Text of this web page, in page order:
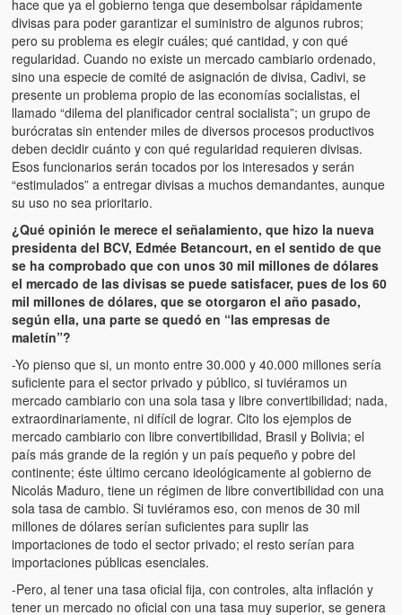
hace que ya el gobierno tenga que desembolsar rápidamente
divisas para poder garantizar el suministro de algunos rubros;
pero su problema es elegir cuáles; qué cantidad, y con qué
regularidad. Cuando no existe un mercado cambiario ordenado,
sino una especie de comité de asignación de divisa, Cadivi, se
presente un problema propio de las economías socialistas, el
llamado “dilema del planificador central socialista”; un grupo de
burócratas sin entender miles de diversos procesos productivos
deben decidir cuánto y con qué regularidad requieren divisas.
Esos funcionarios serán tocados por los interesados y serán
“estimulados” a entregar divisas a muchos demandantes, aunque
su uso no sea prioritario.
¿Qué opinión le merece el señalamiento, que hizo la nueva
presidenta del BCV, Edmée Betancourt, en el sentido de que
se ha comprobado que con unos 30 mil millones de dólares
el mercado de las divisas se puede satisfacer, pues de los 60
mil millones de dólares, que se otorgaron el año pasado,
según ella, una parte se quedó en “las empresas de
maletín”?
-Yo pienso que si, un monto entre 30.000 y 40.000 millones sería
suficiente para el sector privado y público, si tuviéramos un
mercado cambiario con una sola tasa y libre convertibilidad; nada,
extraordinariamente, ni difícil de lograr. Cito los ejemplos de
mercado cambiario con libre convertibilidad, Brasil y Bolivia; el
país más grande de la región y un país pequeño y pobre del
continente; éste último cercano ideológicamente al gobierno de
Nicolás Maduro, tiene un régimen de libre convertibilidad con una
sola tasa de cambio. Si tuviéramos eso, con menos de 30 mil
millones de dólares serían suficientes para suplir las
importaciones de todo el sector privado; el resto serían para
importaciones públicas esenciales.
-Pero, al tener una tasa oficial fija, con controles, alta inflación y
tener un mercado no oficial con una tasa muy superior, se genera